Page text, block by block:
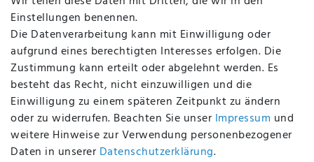
Impressum
BEQUEM UND SICHER BEZAHLEN MIT
BEI UNS SIND SIE SICHER!
Einstellungen benennen.
Die Datenverarbeitung kann mit Einwilligung oder
aufgrund eines berechtigten Interesses erfolgen. Die
Zustimmung kann erteilt oder abgelehnt werden. Es
besteht das Recht, nicht einzuwilligen und die
Einwilligung zu einem späteren Zeitpunkt zu ändern
oder zu widerrufen. Beachten Sie unser Impressum und
weitere Hinweise zur Verwendung personenbezogener
Daten in unserer Daten­schutz­erklärung.